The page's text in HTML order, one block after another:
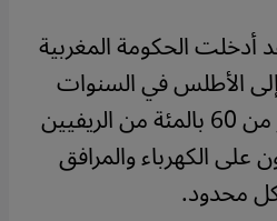
أدخلت الحكومة المغربية
إلى الأطلس في السنوات
الأخيرة، بيد أن ما يقدر من 60 بالمئة من الريفيين
على الكهرباء والمرافق
محدود.